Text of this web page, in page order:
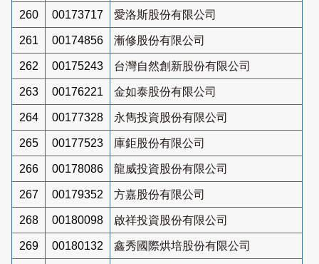
260 00173717 愛洛斯股份有限公司
261 00174856 漸修股份有限公司
262 00175243 台灣自然創新股份有限公司
263 00176221 金如泰股份有限公司
264 00177328 永雋投資股份有限公司
265 00177523 庫鉅股份有限公司
266 00178086 龍威投資股份有限公司
267 00179352 方嘉股份有限公司
268 00180098 啟祥投資股份有限公司
269 00180132 鑫秀國際烘培股份有限公司